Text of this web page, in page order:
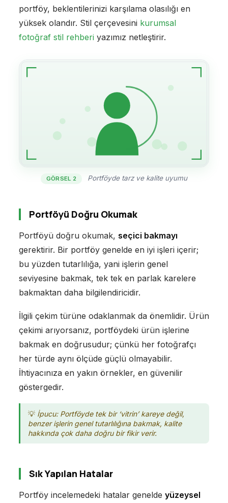
portföy, beklentilerinizi karşılama olasılığı en
yüksek olandır. Stil çerçevesini kurumsal
fotoğraf stil rehberi yazımız netleştirir.
GÖRSEL 2 Portföyde tarz ve kalite uyumu
Portföyü Doğru Okumak
Portföyü doğru okumak, seçici bakmayı
gerektirir. Bir portföy genelde en iyi işleri içerir;
bu yüzden tutarlılığa, yani işlerin genel
seviyesine bakmak, tek tek en parlak karelere
bakmaktan daha bilgilendiricidir.
İlgili çekim türüne odaklanmak da önemlidir. Ürün
çekimi arıyorsanız, portföydeki ürün işlerine
bakmak en doğrusudur; çünkü her fotoğrafçı
her türde aynı ölçüde güçlü olmayabilir.
İhtiyacınıza en yakın örnekler, en güvenilir
göstergedir.
İpucu: Portföyde tek bir ‘vitrin’ kareye değil,
benzer işlerin genel tutarlılığına bakmak, kalite
hakkında çok daha doğru bir fikir verir.
Sık Yapılan Hatalar
Portföy incelemedeki hatalar genelde yüzeysel